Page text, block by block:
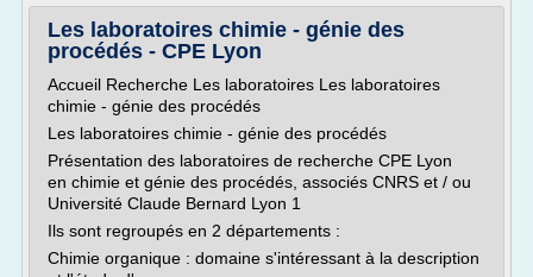
Les laboratoires chimie - génie des
procédés - CPE Lyon
Accueil Recherche Les laboratoires Les laboratoires
chimie - génie des procédés
Les laboratoires chimie - génie des procédés
Présentation des laboratoires de recherche CPE Lyon
en chimie et génie des procédés, associés CNRS et / ou
Université Claude Bernard Lyon 1
Ils sont regroupés en 2 départements :
Chimie organique : domaine s'intéressant à la description